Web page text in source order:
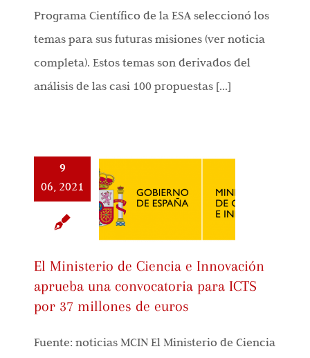
Programa Científico de la ESA seleccionó los
temas para sus futuras misiones (ver noticia
completa). Estos temas son derivados del
análisis de las casi 100 propuestas [...]
9
06, 2021
El Ministerio de Ciencia e Innovación
aprueba una convocatoria para ICTS
por 37 millones de euros
Fuente: noticias MCIN El Ministerio de Ciencia